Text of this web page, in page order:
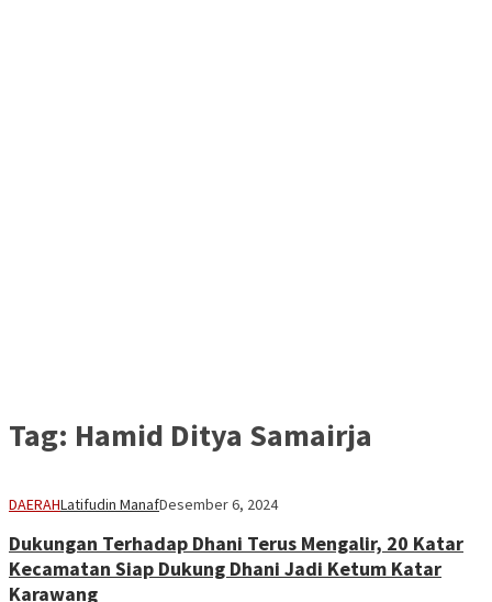
Tag: Hamid Ditya Samairja
DAERAHLatifudin ManafDesember 6, 2024
Dukungan Terhadap Dhani Terus Mengalir, 20 Katar
Kecamatan Siap Dukung Dhani Jadi Ketum Katar
Karawang